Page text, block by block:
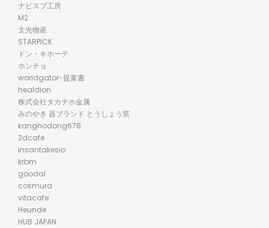
ナビスプ工房
M2
太光物産
STARPICK
ドン・キホーテ
ホンチョ
worldgator-提案書
healdion
株式会社タカチホ金属
みのやき 器ブランド とうしょう窯
kanghodong678
2dcafe
insantakesio
krbm
goodal
cosmura
vitacafe
Heunde
HUB JAPAN